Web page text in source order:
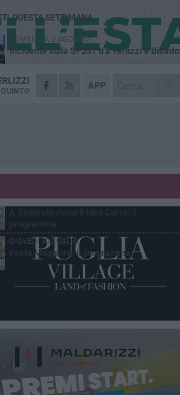
APP
QUESTA SETTIMANA
DOMENICA 2 AGOSTO
Incidente sulla SP231 tra Terlizzi e Bitonto
LUNEDÌ 3 AGOSTO
Gatto senza vita sul marciapiede: macabro
I timonieri incontrano i più piccoli: la
SABATO 1 AGOSTO
GIOVEDÌ 30 LUGLIO
Festa Maggiore: il programma